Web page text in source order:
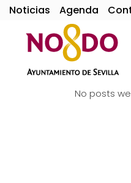
Noticias Agenda
No posts